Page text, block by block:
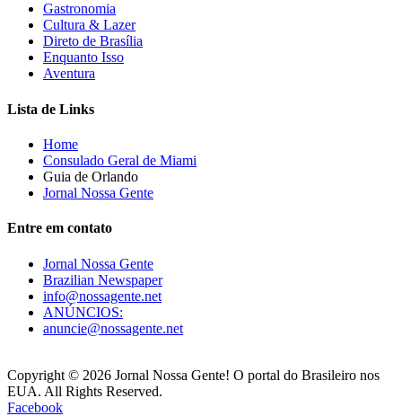
Gastronomia
Cultura & Lazer
Direto de Brasília
Enquanto Isso
Aventura
Lista de Links
Home
Consulado Geral de Miami
Guia de Orlando
Jornal Nossa Gente
Entre em contato
Jornal Nossa Gente
Brazilian Newspaper
info@nossagente.net
ANÚNCIOS:
anuncie@nossagente.net
Copyright © 2026 Jornal Nossa Gente! O portal do Brasileiro nos
EUA. All Rights Reserved.
Facebook